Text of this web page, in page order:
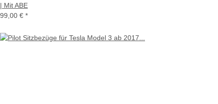
| Mit ABE
99,00 € *